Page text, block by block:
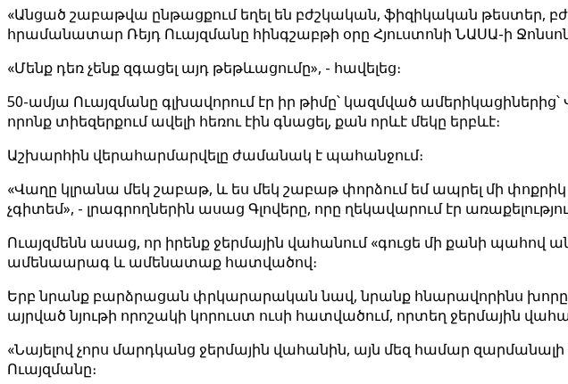
«Անցած շաբաթվա ընթացքում եղել են բժշկական, ֆիզիկական թեստեր,
հրամանատար Ռեյդ Ուայզմանը հինգշաբթի օրը Հյուստոնի ՆԱՍԱ-ի
«Մենք դեռ չենք զգացել այդ թեթևացումը», - հավելեց։
50-ամյա Ուայզմանը գլխավորում էր իր թիմը՝ կազմված
որոնք տիեզերքում ավելի հեռու էին գնացել, քան որևէ մեկը երբևէ։
Աշխարհին վերահարմարվելը ժամանակ է պահանջում։
«Վաղը կլրանա մեկ շաբաթ, և ես մեկ շաբաթ փորձում եմ ապրել մի փոքրիկ
չգիտեմ», - լրագրողներին ասաց Գլովերը, որը ղեկավարում էր
Ուայզմենն ասաց, որ իրենք ջերմային վահանում «գուցե մի քանի պահով
ամենաարագ և ամենատաք հատվածով։
Երբ նրանք բարձրացան փրկարարական նավ, նրանք հնարավորինս խորը
այրված նյութի որոշակի կորուստ ուսի հատվածում, որտեղ ջերմային
«Նայելով չորս մարդկանց ջերմային վահանին, այն մեզ համար
Ուայզմանը։